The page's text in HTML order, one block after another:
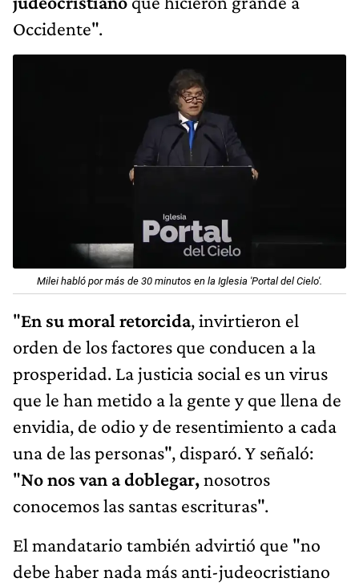
Occidente".
Milei habló por más de 30 minutos en la Iglesia 'Portal del Cielo'.
"En su moral retorcida, invirtieron el
orden de los factores que conducen a la
prosperidad. La justicia social es un virus
que le han metido a la gente y que llena de
envidia, de odio y de resentimiento a cada
una de las personas", disparó. Y señaló:
"No nos van a doblegar,nosotros
conocemos las santas escrituras".
El mandatario también advirtió que "no
debe haber nada más anti-judeocristiano